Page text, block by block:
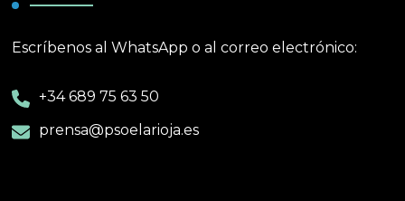
Escríbenos al WhatsApp o al correo electrónico:
+34 689 75 63 50
prensa@psoelarioja.es